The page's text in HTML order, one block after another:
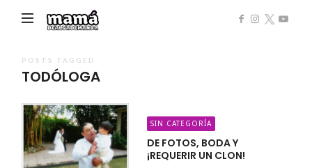
POSTS TAGGED
TODÓLOGA
SIN CATEGORÍA
DE FOTOS, BODA Y
¡REQUERIR UN CLON!